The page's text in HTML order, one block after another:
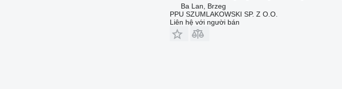
Ba Lan, Brzeg
PPU SZUMLAKOWSKI SP. Z O.O.
Liên hệ với người bán